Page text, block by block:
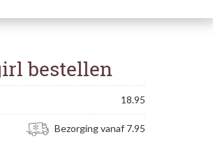
bestellen
18.95
Bezorging vanaf 7.95